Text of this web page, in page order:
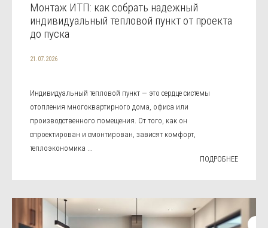
Монтаж ИТП: как собрать надежный
индивидуальный тепловой пункт от проекта
до пуска
21.07.2026
Индивидуальный тепловой пункт — это сердце системы
отопления многоквартирного дома, офиса или
производственного помещения. От того, как он
спроектирован и смонтирован, зависят комфорт,
теплоэкономика ...
ПОДРОБНЕЕ